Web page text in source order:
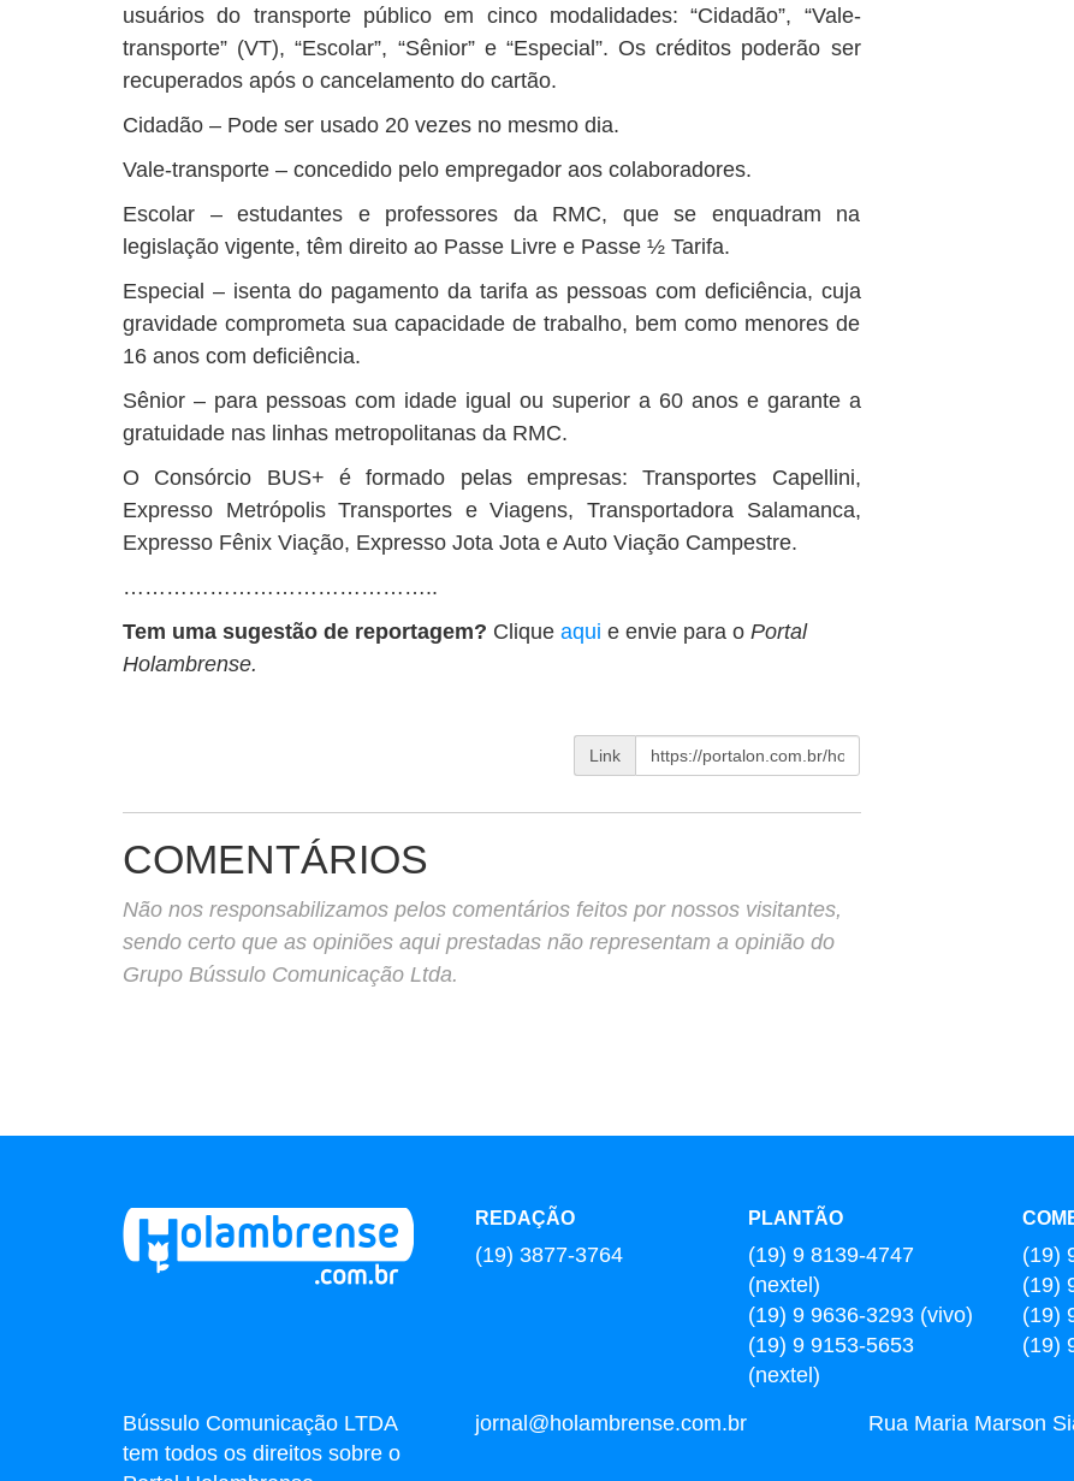
usuários do transporte público em cinco modalidades: “Cidadão”, “Vale-
transporte” (VT), “Escolar”, “Sênior” e “Especial”. Os créditos poderão ser
recuperados após o cancelamento do cartão.
Cidadão – Pode ser usado 20 vezes no mesmo dia.
Vale-transporte – concedido pelo empregador aos colaboradores.
Escolar – estudantes e professores da RMC, que se enquadram na
legislação vigente, têm direito ao Passe Livre e Passe ½ Tarifa.
Especial – isenta do pagamento da tarifa as pessoas com deficiência, cuja
gravidade comprometa sua capacidade de trabalho, bem como menores de
16 anos com deficiência.
Sênior – para pessoas com idade igual ou superior a 60 anos e garante a
gratuidade nas linhas metropolitanas da RMC.
O Consórcio BUS+ é formado pelas empresas: Transportes Capellini,
Expresso Metrópolis Transportes e Viagens, Transportadora Salamanca,
Expresso Fênix Viação, Expresso Jota Jota e Auto Viação Campestre.
……………………………………..
Tem uma sugestão de reportagem? Clique aqui e envie para o Portal
Holambrense.
Link
COMENTÁRIOS
Não nos responsabilizamos pelos comentários feitos por nossos visitantes,
sendo certo que as opiniões aqui prestadas não representam a opinião do
Grupo Bússulo Comunicação Ltda.
REDAÇÃO
(19) 3877-3764
PLANTÃO
(19) 9 8139-4747
(nextel)
(19) 9 9636-3293 (vivo)
(19) 9 9153-5653
(nextel)
(19)
(19)
(19)
(19)
Bússulo Comunicação LTDA
tem todos os direitos sobre o
jornal@holambrense.com.br
Rua Maria Marson